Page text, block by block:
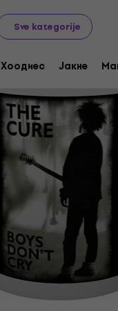
Sve kategorije
Хоодиес Јакне